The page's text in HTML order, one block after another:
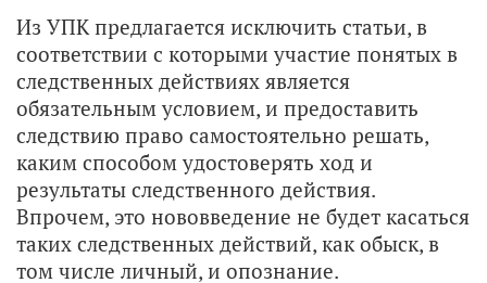
Из УПК предлагается исключить статьи, в
соответствии с которыми участие понятых в
следственных действиях является
обязательным условием, и предоставить
следствию право самостоятельно решать,
каким способом удостоверять ход и
результаты следственного действия.
Впрочем, это нововведение не будет касаться
таких следственных действий, как обыск, в
том числе личный, и опознание.